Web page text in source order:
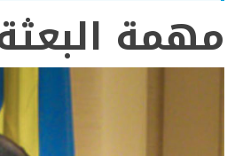
مهمة